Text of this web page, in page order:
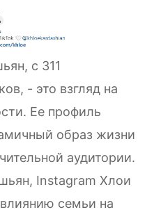
с 311
- это взгляд на
Ее профиль
образ жизни
аудитории.
Instagram Хлои
семьи на